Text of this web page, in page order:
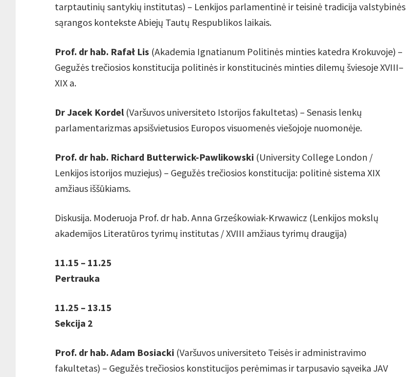
tarptautinių santykių institutas) – Lenkijos parlamentinė ir teisinė tradicija valstybinės
sąrangos kontekste Abiejų Tautų Respublikos laikais.
Prof. dr hab. Rafał Lis (Akademia Ignatianum Politinės minties katedra Krokuvoje) –
Gegužės trečiosios konstitucija politinės ir konstitucinės minties dilemų šviesoje XVIII–
XIX a.
Dr Jacek Kordel(Varšuvos universiteto Istorijos fakultetas) – Senasis lenkų
parlamentarizmas apsišvietusios Europos visuomenės viešojoje nuomonėje.
Prof. dr hab. Richard Butterwick-Pawlikowski (University College London /
Lenkijos istorijos muziejus) – Gegužės trečiosios konstitucija: politinė sistema XIX
amžiaus iššūkiams.
Diskusija. Moderuoja Prof. dr hab. Anna Grześkowiak-Krwawicz (Lenkijos mokslų
akademijos Literatūros tyrimų institutas / XVIII amžiaus tyrimų draugija)
11.15 – 11.25
Pertrauka
11.25 – 13.15
Sekcija 2
Prof. dr hab. Adam Bosiacki (Varšuvos universiteto Teisės ir administravimo
fakultetas) – Gegužės trečiosios konstitucijos perėmimas ir tarpusavio sąveika JAV